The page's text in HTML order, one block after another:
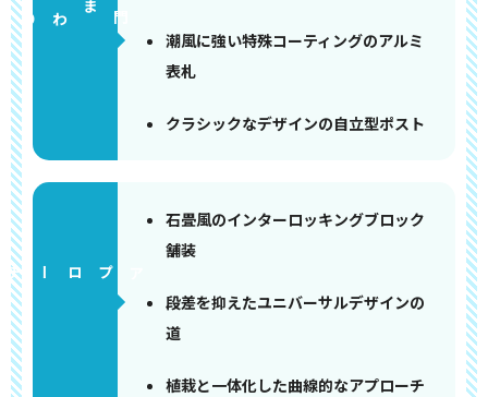
門まわり
潮風に強い特殊コーティングのアルミ
表札
クラシックなデザインの自立型ポスト
アプローチ
石畳風のインターロッキングブロック
舗装
段差を抑えたユニバーサルデザインの
道
植栽と一体化した曲線的なアプローチ